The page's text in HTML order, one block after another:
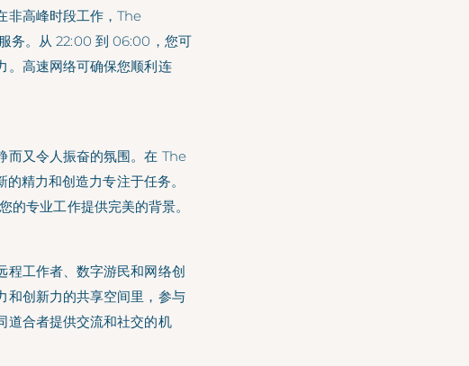
非高峰时段工作，The
务。从 22:00 到 06:00，您可
。高速网络可确保您顺利连
而又令人振奋的氛围。在 The
精力和创造力专注于任务。
专业工作提供完美的背景。
程工作者、数字游民和网络创
和创新力的共享空间里，参与
道合者提供交流和社交的机